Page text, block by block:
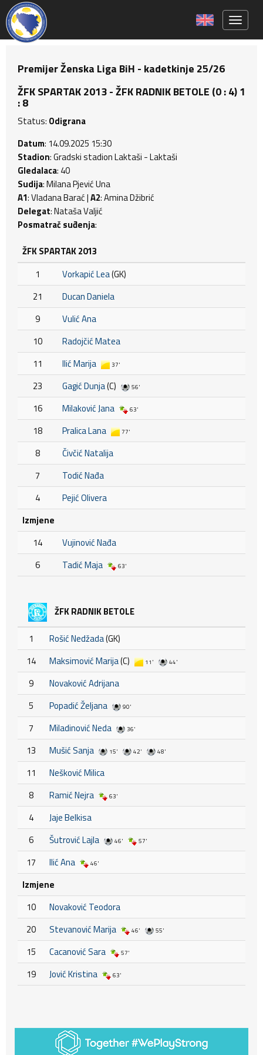
Premijer Ženska Liga BiH - kadetkinje 25/26
ŽFK SPARTAK 2013 - ŽFK RADNIK BETOLE (0 : 4) 1
: 8
Status: Odigrana
Datum: 14.09.2025 15:30
Stadion: Gradski stadion Laktaši - Laktaši
Gledalaca: 40
Sudija: Milana Pjević Una
A1: Vladana Barać |A2: Amina Džibrić
Delegat: Nataša Valjić
Posmatrač suđenja:
ŽFK SPARTAK 2013
1
Vorkapić Lea(GK)
21
Ducan Daniela
9
Vulić Ana
10
Radojčić Matea
11
Ilić Marija 37'
23 Gagić Dunja(C) 56'
16 Milaković Jana 63'
18 Pralica Lana 77'
8
Čivčić Natalija
7
Todić Nađa
4
Pejić Olivera
Izmjene
14
Vujinović Nađa
6
Tadić Maja 63'
ŽFK RADNIK BETOLE
1 Rošić Nedžada(GK)
14
Maksimović Marija(C) 11' 44'
9
Novaković Adrijana
5
Popadić Željana 90'
7 Miladinović Neda 36'
13 Mušić Sanja 15' 42' 48'
11
Nešković Milica
8
Ramić Nejra 63'
4
Jaje Belkisa
6
Šutrović Lajla 46' 57'
17 Ilić Ana 46'
Izmjene
10
Novaković Teodora
20
Stevanović Marija 46' 55'
15 Cacanović Sara 57'
19 Jović Kristina 63'